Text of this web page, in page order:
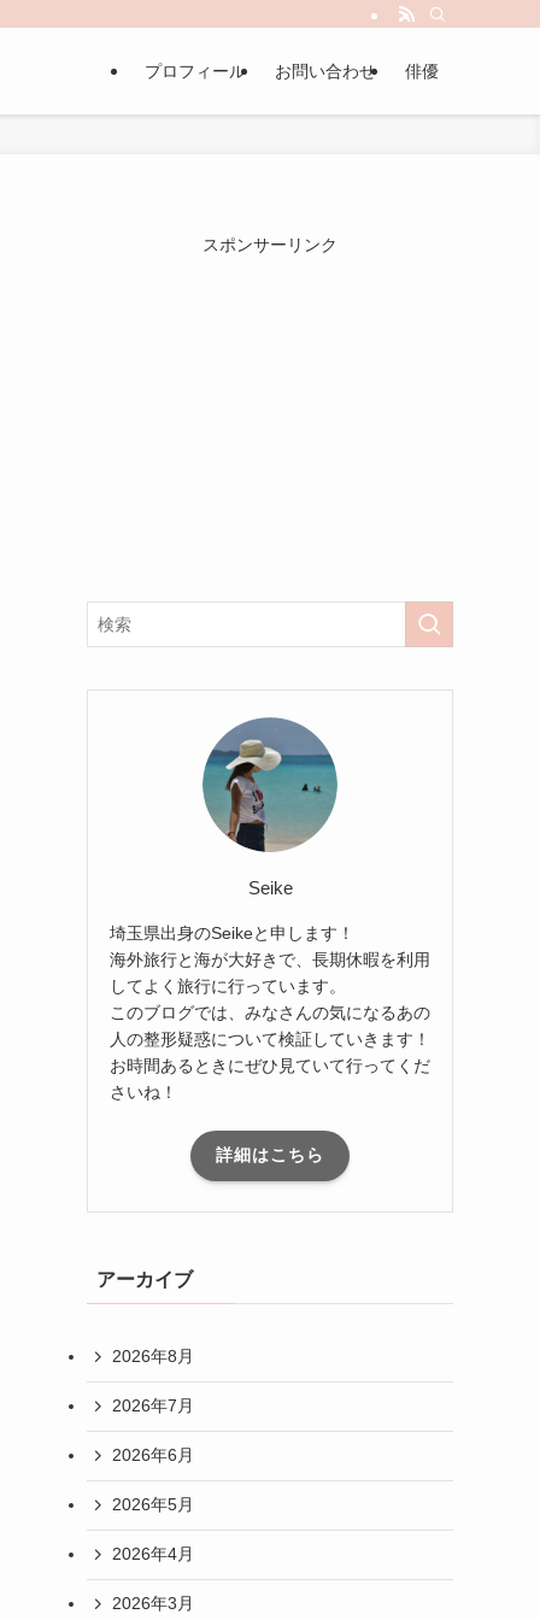
プロフィール お問い合わせ 俳優
スポンサーリンク
Seike
埼玉県出身のSeikeと申します！
海外旅行と海が大好きで、長期休暇を利用
してよく旅行に行っています。
このブログでは、みなさんの気になるあの
人の整形疑惑について検証していきます！
お時間あるときにぜひ見ていて行ってくだ
さいね！
詳細はこちら
アーカイブ
2026年8月
2026年7月
2026年6月
2026年5月
2026年4月
2026年3月